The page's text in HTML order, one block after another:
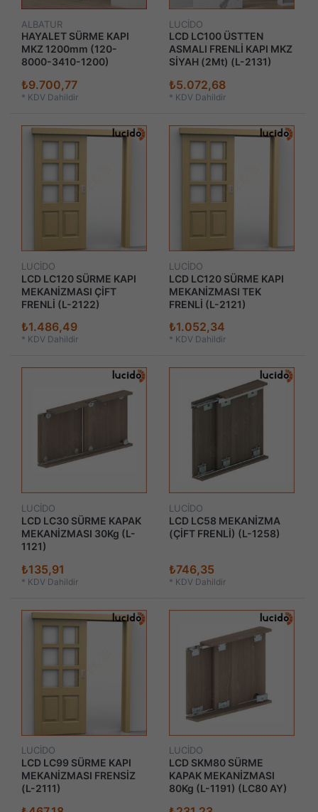
ALBATUR
HAYALET SÜRME KAPI
MKZ 1200mm (120-
8000-3410-1200)
₺9.700,77
* KDV Dahildir
LUCİDO
LCD LC100 ÜSTTEN
ASMALI FRENLİ KAPI MKZ
SİYAH (2Mt) (L-2131)
₺5.072,68
* KDV Dahildir
LUCİDO
LCD LC120 SÜRME KAPI
MEKANİZMASI ÇİFT
FRENLİ (L-2122)
₺1.486,49
* KDV Dahildir
LUCİDO
LCD LC120 SÜRME KAPI
MEKANİZMASI TEK
FRENLİ (L-2121)
₺1.052,34
* KDV Dahildir
LUCİDO
LCD LC30 SÜRME KAPAK
MEKANİZMASI 30Kg (L-
1121)
₺135,91
* KDV Dahildir
LUCİDO
LCD LC58 MEKANİZMA
(ÇİFT FRENLİ) (L-1258)
₺746,35
* KDV Dahildir
LUCİDO
LCD LC99 SÜRME KAPI
MEKANİZMASI FRENSİZ
(L-2111)
LUCİDO
LCD SKM80 SÜRME
KAPAK MEKANİZMASI
80Kg (L-1191) (LC80 AY)